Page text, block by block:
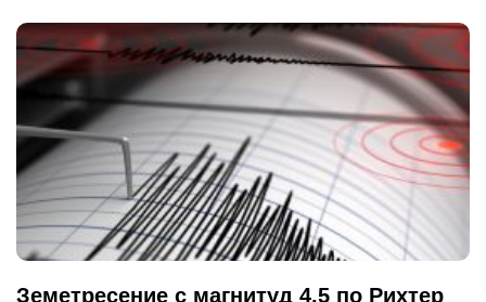
Земетресение с магнитуд 4,5 по Рихтер